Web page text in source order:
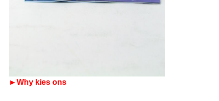
►Why kies ons